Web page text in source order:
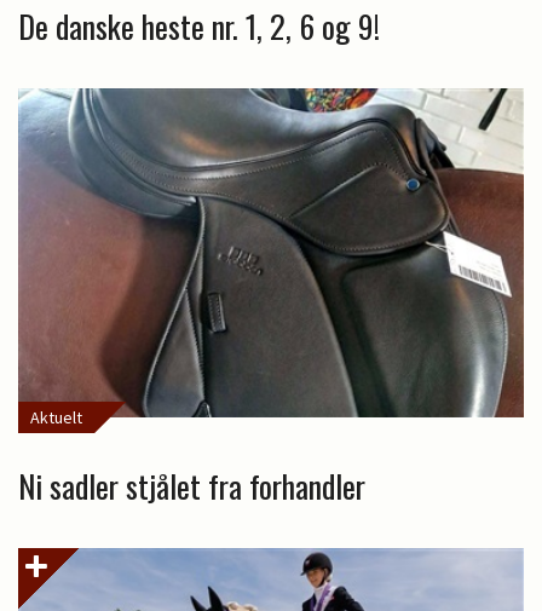
De danske heste nr. 1, 2, 6 og 9!
Aktuelt
Ni sadler stjålet fra forhandler